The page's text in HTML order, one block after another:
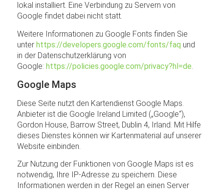
lokal installiert. Eine Verbindung zu Servern von
Google findet dabei nicht statt.
Weitere Informationen zu Google Fonts finden Sie
unter https://developers.google.com/fonts/faq und
in der Datenschutzerklärung von
Google: https://policies.google.com/privacy?hl=de
Google Maps
Diese Seite nutzt den Kartendienst Google Maps.
Anbieter ist die Google Ireland Limited („Google“),
Gordon House, Barrow Street, Dublin 4, Irland. Mit Hilfe
dieses Dienstes können wir Kartenmaterial auf unserer
Website einbinden.
Zur Nutzung der Funktionen von Google Maps ist es
notwendig, Ihre IP-Adresse zu speichern. Diese
Informationen werden in der Regel an einen Server